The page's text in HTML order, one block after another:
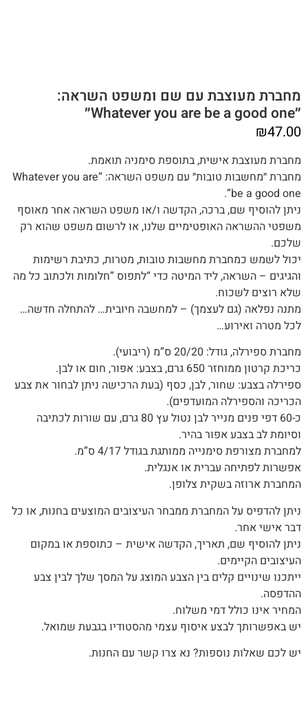
מחברת מעוצבת עם שם ומשפט השראה:
״Whatever you are be a good one״
₪47.00
מחברת מעוצבת אישית, בתוספת סימניה תואמת.
מחברת ״מחשבות טובות״ עם משפט השראה: “Whatever you are
be a good one”.
‬שלכם‭.‬‬
‬שלא‭ ‬רוצים‭ ‬לשכוח.
מתנה‭ ‬נפלאה (‬גם‭ ‬לעצמך) – למחשבה‭ ‬חיובית… ‬להתחלה‭ ‬חדשה…
לכל מטרה ואירוע…
מחברת ספירלה, גודל: 20/20 ס”מ (ריבועי).
כריכת קרטון ממוחזר 650 גרם, בצבע: אפור, חום או לבן.
ספירלה בצבע: שחור, לבן, כסף (בעת הרכישה ניתן לבחור את צבע
הכריכה והספירלה המועדפים)‭.‬
כ-60 דפי פנים מנייר לבן נטול עץ 80 גרם, עם שורות לכתיבה
וסיומת לב בצבע אפור בהיר.
למחברת מצורפת סימנייה ממותגת בגודל 4/17 ס”מ.
אפשרות‭ ‬לפתיחה‭ ‬עברית‭ ‬או‭ ‬אנגלית‭.‬
המחברת‭ ‬ארוזה‭ ‬בשקית צלופן.
‬דבר‭ ‬אישי‭ ‬אחר‭.‬
ניתן‭ ‬להוסיף‭ ‬שם‭,‬ תאריך, ‬הקדשה‭ ‬אישית – כתוספת או במקום
העיצובים הקיימים.
‬ההדפסה‭.‬
המחיר‭ ‬אינו‭ ‬כולל‭ ‬דמי‭ ‬משלוח‭.‬
יש‭ ‬באפשרותך‭ ‬לבצע‭ ‬איסוף‭ ‬עצמי‭ ‬מהסטודיו‭ ‬בגבעת‭ ‬שמואל‭.‬
יש לכם שאלות נוספות? נא צרו קשר עם החנות.